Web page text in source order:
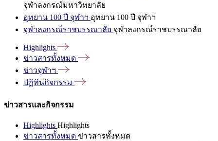
จุฬาลงกรณ์มหาวิทยาลัย
อุทยาน 100 ปี จุฬาฯ อุทยาน 100 ปี จุฬาฯ
จุฬาลงกรณ์ราชบรรณาลัย จุฬาลงกรณ์ราชบรรณาลัย
Highlights
ข่าวสารทั้งหมด
ข่าวจุฬาฯ
ปฏิทินกิจกรรม
ข่าวสารและกิจกรรม
Highlights Highlights
ข่าวสารทั้งหมด ข่าวสารทั้งหมด